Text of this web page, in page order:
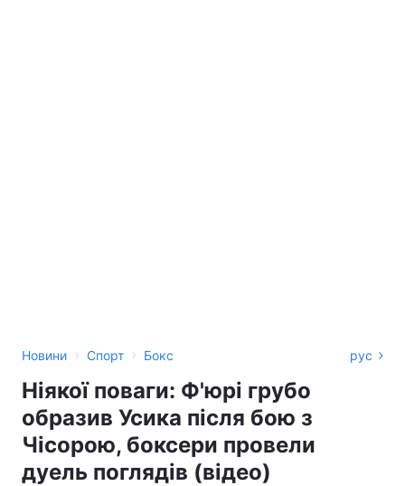
Новини › Спорт › Бокс рус
Ніякої поваги: Ф'юрі грубо
образив Усика після бою з
Чісорою, боксери провели
дуель поглядів (відео)